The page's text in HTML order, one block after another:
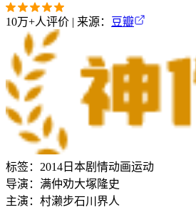
10万+人评价 | 来源： 豆瓣
标签： 2014 日本剧情动画运动
导演： 满仲劝大塚隆史
主演： 村濑步石川界人